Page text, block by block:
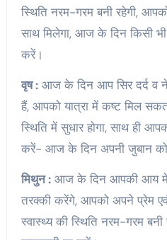
स्थिति नरम-गरम बनी रहेगी,
साथ मिलेगा, आज के दिन किसी
करें।
वृष :आज के दिन आप सिर दर्द व
हैं, आपको यात्रा में कष्ट मिल
स्थिति में सुधार होगा, साथ ही
करें- आज के दिन अपनी जुबान को
मिथुन :आज के दिन आपकी आय में
तरक्की करेंगे, आपको अपने प्रेम
स्वास्थ्य की स्थिति नरम-गरम